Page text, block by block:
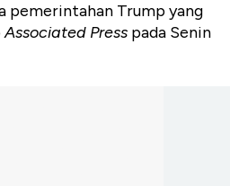
pemerintahan Trump yang
Associated Press pada Senin